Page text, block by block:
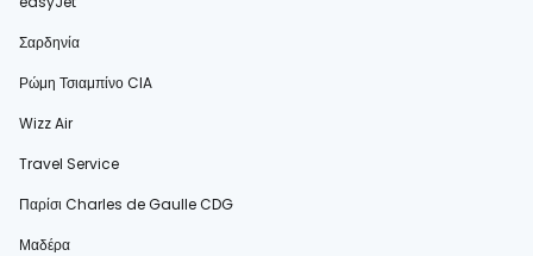
Σαρδηνία
Ρώμη Τσιαμπίνο CIA
Wizz Air
Travel Service
Παρίσι Charles de Gaulle CDG
Μαδέρα